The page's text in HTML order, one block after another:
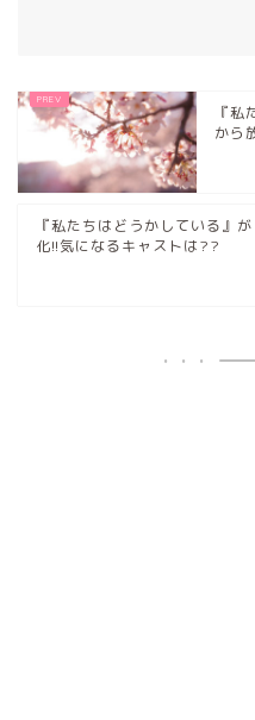
『
から
『私たちはどうかしている』
化!!気になるキャストは??